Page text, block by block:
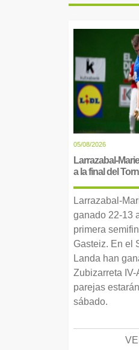
05/08/2026
Larrazabal-
a la final del
Larrazabal-
ganado 22-13
primera
Gasteiz. En el
Landa han
Zubizarreta
parejas
sábado.